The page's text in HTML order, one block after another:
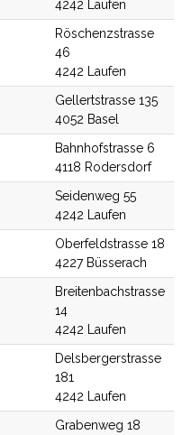
4242 Laufen
Röschenzstrasse
46
4242 Laufen
Gellertstrasse 135
4052 Basel
Bahnhofstrasse 6
4118 Rodersdorf
Seidenweg 55
4242 Laufen
Oberfeldstrasse 18
4227 Büsserach
Breitenbachstrasse
14
4242 Laufen
Delsbergerstrasse
181
4242 Laufen
Grabenweg 18